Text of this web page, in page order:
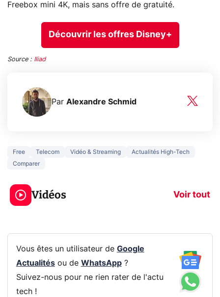
Freebox mini 4K, mais sans offre de gratuité.
Découvrir les offres Disney+
Source : Iliad
Par Alexandre Schmid
Free Telecom Vidéo & Streaming
Actualités High-Tech
Comparer
Vidéos Voir tout
3 écrans en 1 pour
319€ ? Voici L'AOC
CQ32G4ZA !
prochaine
Vous êtes un utilisateur de Google
Actualitésou de WhatsApp?
Suivez-nous pour ne rien rater de l'actu
tech !